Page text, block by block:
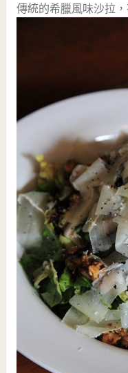
傳統的希臘風味沙拉